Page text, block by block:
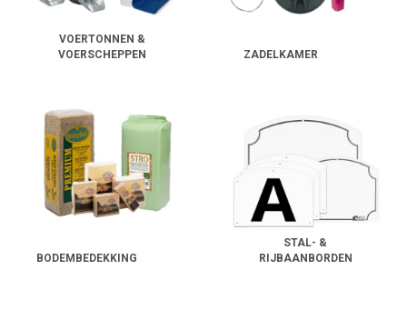
VOERTONNEN &
VOERSCHEPPEN
ZADELKAMER
BODEMBEDEKKING
STAL- &
RIJBAANBORDEN